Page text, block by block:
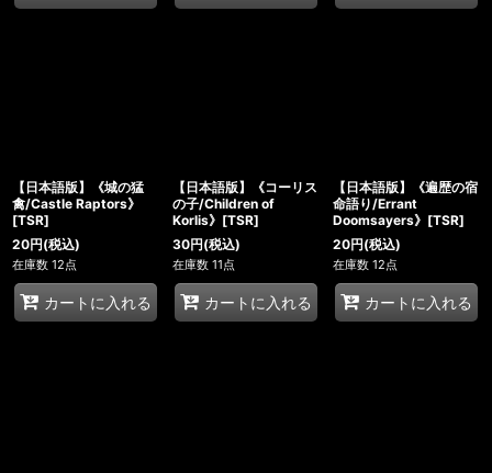
【日本語版】《城の猛
禽/Castle Raptors》
[TSR]
20円(税込)
在庫数 12点
カートに入れる
【日本語版】《コーリス
の子/Children of
Korlis》[TSR]
30円(税込)
在庫数 11点
カートに入れる
【日本語版】《遍歴の宿
命語り/Errant
Doomsayers》[TSR]
20円(税込)
在庫数 12点
カートに入れる